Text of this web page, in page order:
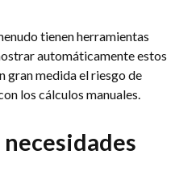
tienen herramientas
automáticamente estos
gran medida el riesgo de
los cálculos manuales.